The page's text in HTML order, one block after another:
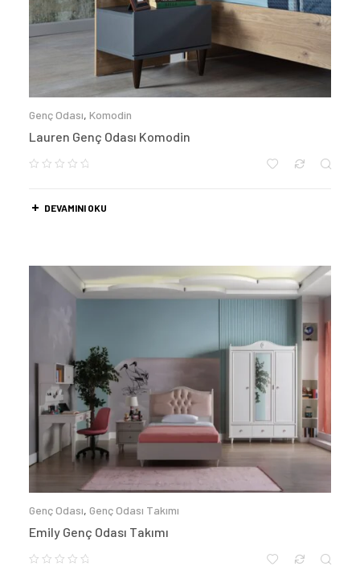
Genç Odası, Komodin
Lauren Genç Odası Komodin
DEVAMINI OKU
Genç Odası, Genç Odası Takımı
Emily Genç Odası Takımı